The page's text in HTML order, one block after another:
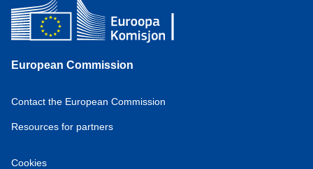
European Commission
Contact the European Commission
Resources for partners
Cookies